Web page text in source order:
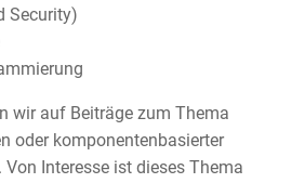
Security)
wir auf Beiträge zum Thema
oder komponentenbasierter
Interesse ist dieses Thema